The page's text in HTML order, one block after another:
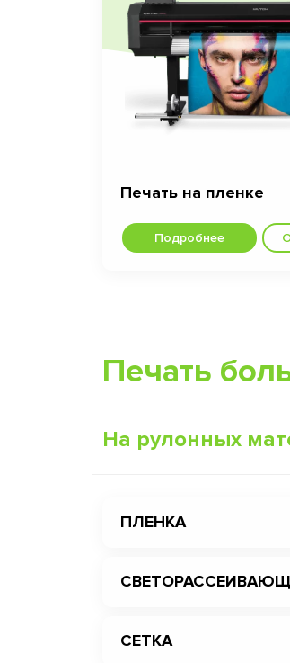
Печать на пленке
Подробнее
Печать
На рулонных
ПЛЕНКА
СЕТКА